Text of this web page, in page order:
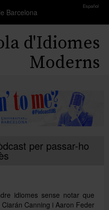
Barcelona
toolbar
Español
d'Idiomes
Moderns
nos
per passar-ho
idiomes sense notar que
Canning i Aaron Feder